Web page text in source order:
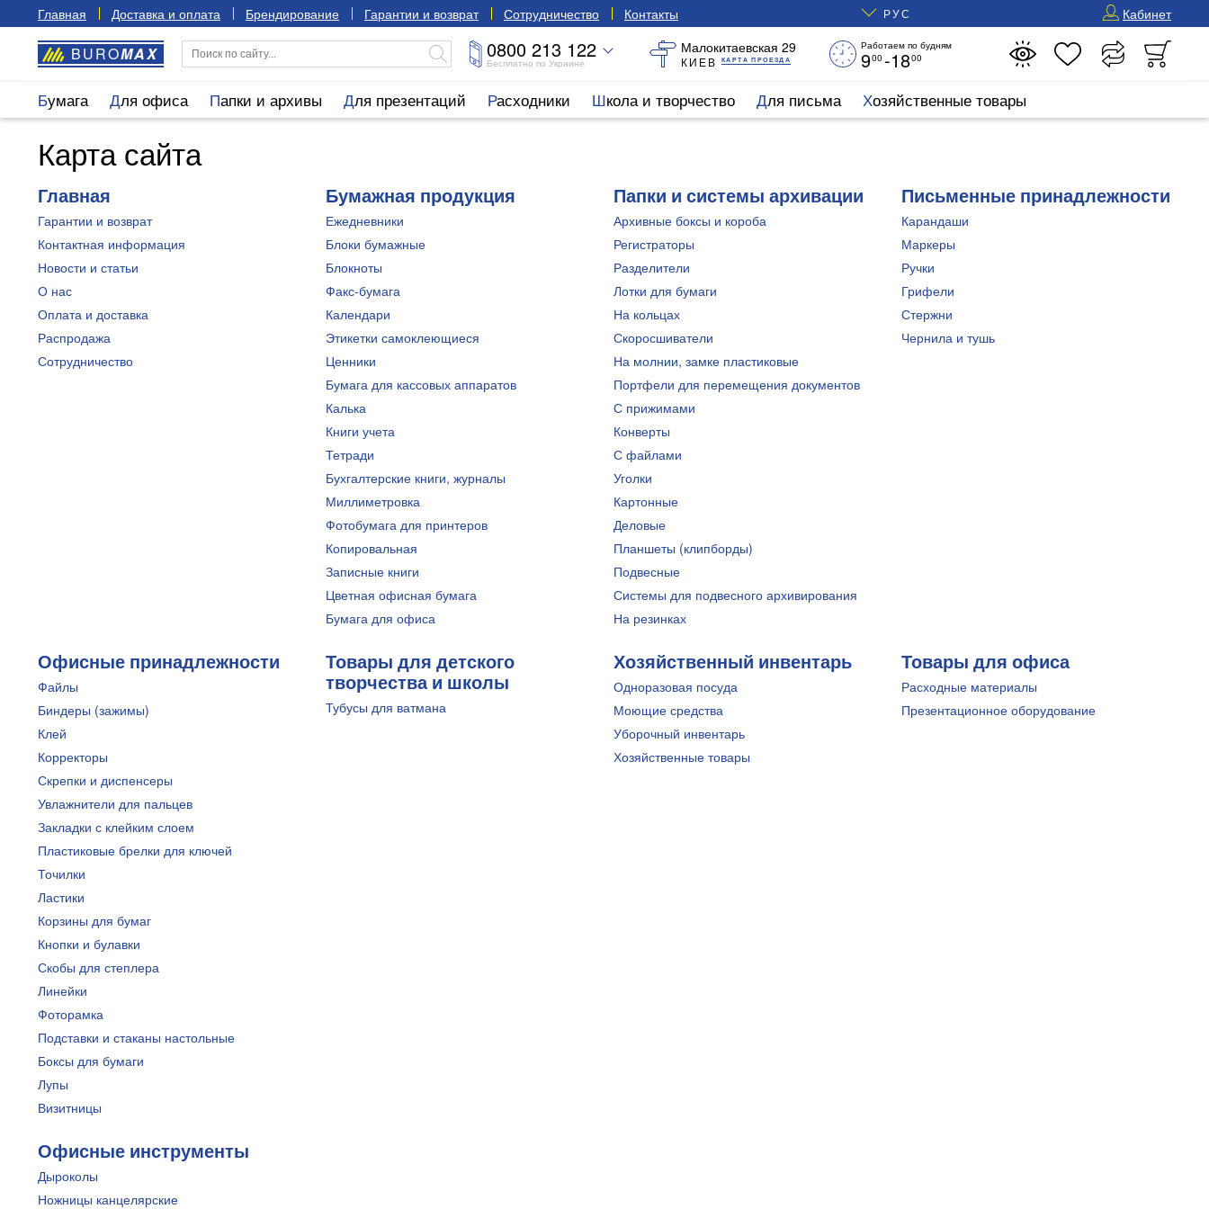
Главная Доставка и оплата Брендирование Гарантии и возврат Сотрудничество Контакты РУС Кабинет
BUROMAX 0800 213 122
Бесплатно по Украине
Малокитаевская 29
КИЕВ КАРТА ПРОЕЗДА
Работаем по будням
900 -1800
Бумага Для офиса Папки и архивы Для презентаций Расходники Школа и творчество Для письма Хозяйственные товары
Карта сайта
Главная
Гарантии и возврат
Контактная информация
Новости и статьи
О нас
Оплата и доставка
Распродажа
Сотрудничество
Бумажная продукция
Ежедневники
Блоки бумажные
Блокноты
Факс-бумага
Календари
Этикетки самоклеющиеся
Ценники
Бумага для кассовых аппаратов
Калька
Книги учета
Тетради
Бухгалтерские книги, журналы
Миллиметровка
Фотобумага для принтеров
Копировальная
Записные книги
Цветная офисная бумага
Бумага для офиса
Папки и системы архивации
Архивные боксы и короба
Регистраторы
Разделители
Лотки для бумаги
На кольцах
Скоросшиватели
На молнии, замке пластиковые
Портфели для перемещения документов
С прижимами
Конверты
С файлами
Уголки
Картонные
Деловые
Планшеты (клипборды)
Подвесные
Системы для подвесного архивирования
На резинках
Письменные принадлежности
Карандаши
Маркеры
Ручки
Грифели
Стержни
Чернила и тушь
Офисные принадлежности
Файлы
Биндеры (зажимы)
Клей
Корректоры
Скрепки и диспенсеры
Увлажнители для пальцев
Закладки с клейким слоем
Пластиковые брелки для ключей
Точилки
Ластики
Корзины для бумаг
Кнопки и булавки
Скобы для степлера
Линейки
Фоторамка
Подставки и стаканы настольные
Боксы для бумаги
Лупы
Визитницы
Товары для детского
творчества и школы
Тубусы для ватмана
Хозяйственный инвентарь
Одноразовая посуда
Моющие средства
Уборочный инвентарь
Хозяйственные товары
Товары для офиса
Расходные материалы
Презентационное оборудование
Офисные инструменты
Дыроколы
Ножницы канцелярские